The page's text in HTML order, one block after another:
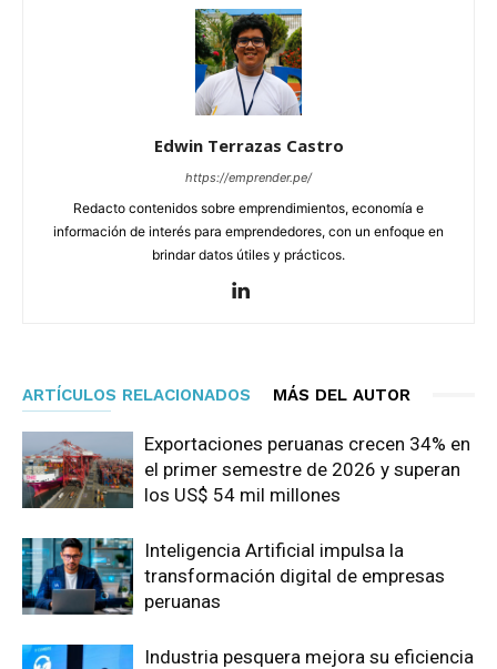
Edwin Terrazas Castro
https://emprender.pe/
Redacto contenidos sobre emprendimientos, economía e
información de interés para emprendedores, con un enfoque en
brindar datos útiles y prácticos.
ARTÍCULOS RELACIONADOS MÁS DEL AUTOR
Exportaciones peruanas crecen 34% en
el primer semestre de 2026 y superan
los US$ 54 mil millones
Inteligencia Artificial impulsa la
transformación digital de empresas
peruanas
Industria pesquera mejora su eficiencia